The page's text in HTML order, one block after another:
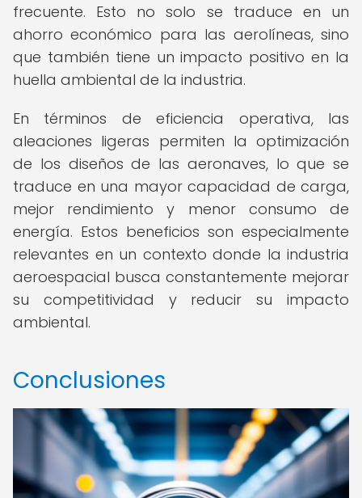
frecuente. Esto no solo se traduce en un
ahorro económico para las aerolíneas, sino
que también tiene un impacto positivo en la
huella ambiental de la industria.
En términos de eficiencia operativa, las
aleaciones ligeras permiten la optimización
de los diseños de las aeronaves, lo que se
traduce en una mayor capacidad de carga,
mejor rendimiento y menor consumo de
energía. Estos beneficios son especialmente
relevantes en un contexto donde la industria
aeroespacial busca constantemente mejorar
su competitividad y reducir su impacto
ambiental.
Conclusiones